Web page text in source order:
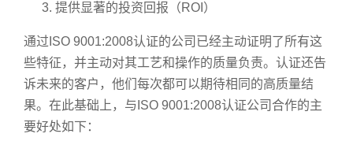
提供显著的投资回报（ROI）
通过ISO 9001:2008认证的公司已经主动证明了所有这
些特征，并主动对其工艺和操作的质量负责。认证还告
诉未来的客户，他们每次都可以期待相同的高质量结
果。在此基础上，与ISO 9001:2008认证公司合作的主
要好处如下：